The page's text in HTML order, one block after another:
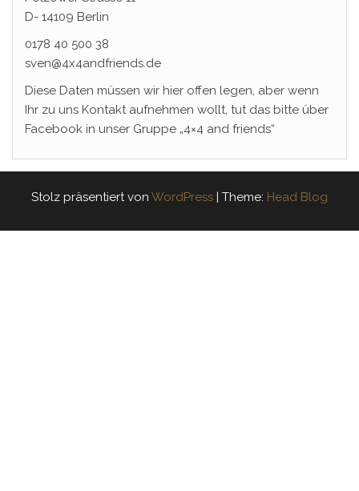
D- 14109 Berlin
0178 40 500 38
sven@4x4andfriends.de
Diese Daten müssen wir hier offen legen, aber wenn
Ihr zu uns Kontakt aufnehmen wollt, tut das bitte über
Facebook in unser Gruppe „4×4 and friends“
Stolz präsentiert von WordPress Theme: Head Blog